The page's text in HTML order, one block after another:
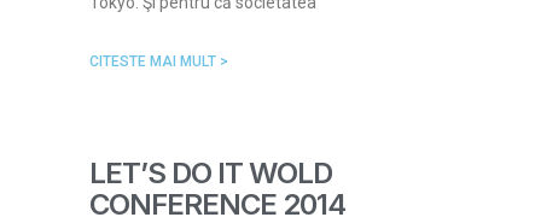
CITESTE MAI MULT >
LET’S DO IT WOLD
CONFERENCE 2014